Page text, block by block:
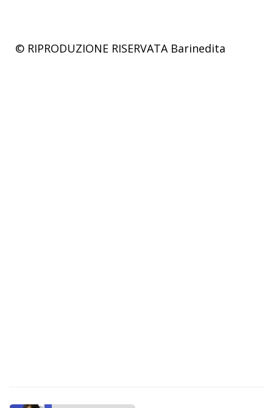
© RIPRODUZIONE RISERVATA Barinedita